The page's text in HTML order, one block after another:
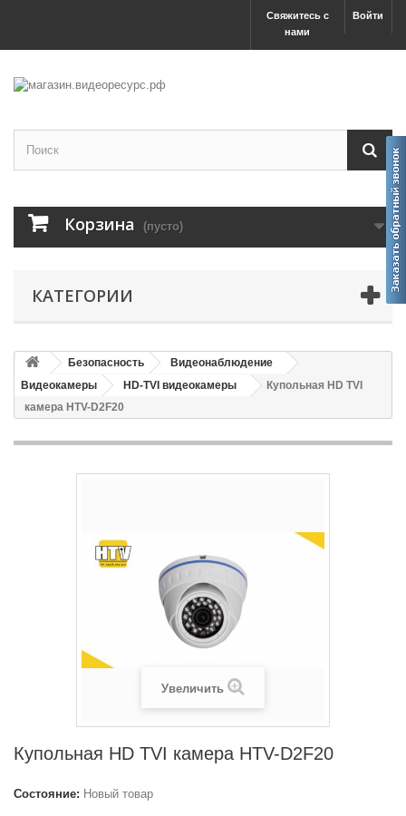
Войти
Свяжитесь с
нами
Корзина (пусто)
КАТЕГОРИИ
Безопасность
Видеонаблюдение
Видеокамеры
HD-TVI видеокамеры
Купольная HD TVI
камера HTV-D2F20
Увеличить
Купольная HD TVI камера HTV-D2F20
Состояние: Новый товар